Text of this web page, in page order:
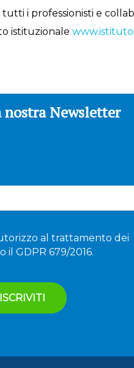
i professionisti e
istituzionale
Newsletter
al trattamento dei
il GDPR 679/2016.